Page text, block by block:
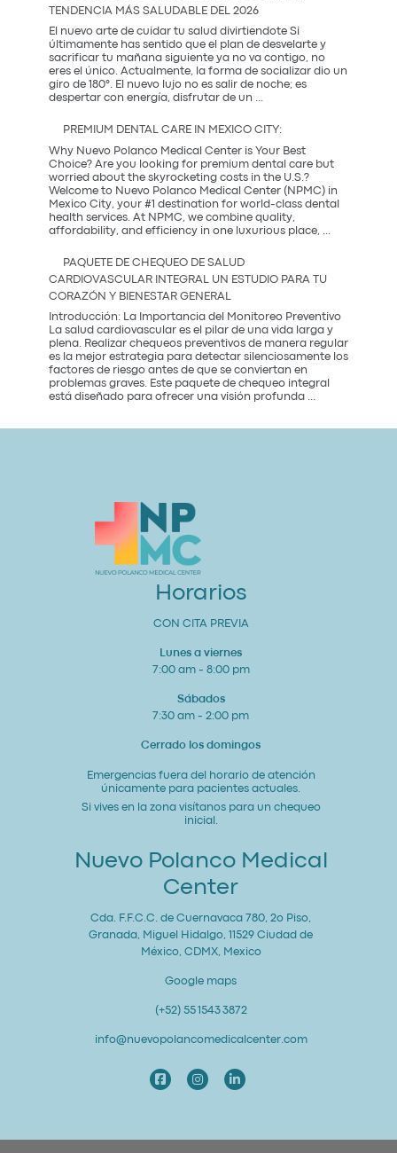
y
la
Tradición
TENDENCIA MÁS SALUDABLE DEL 2026
El nuevo arte de cuidar tu salud divirtiendote Si
últimamente has sentido que el plan de desvelarte y
sacrificar tu mañana siguiente ya no va contigo, no
eres el único. Actualmente, la forma de socializar dio un
giro de 180°. El nuevo lujo no es salir de noche; es
despertar con energía, disfrutar de un ...
una
Party?
Descubre
la
tendencia
más
saludable
del
PREMIUM DENTAL CARE IN MEXICO CITY:
Why Nuevo Polanco Medical Center is Your Best
Choice? Are you looking for premium dental care but
worried about the skyrocketing costs in the U.S.?
Welcome to Nuevo Polanco Medical Center (NPMC) in
Mexico City, your #1 destination for world-class dental
health services. At NPMC, we combine quality,
affordability, and efficiency in one luxurious place,
PAQUETE DE CHEQUEO DE SALUD
CARDIOVASCULAR INTEGRAL UN ESTUDIO PARA TU
CORAZÓN Y BIENESTAR GENERAL
Introducción: La Importancia del Monitoreo Preventivo
La salud cardiovascular es el pilar de una vida larga y
plena. Realizar chequeos preventivos de manera regular
es la mejor estrategia para detectar silenciosamente los
factores de riesgo antes de que se conviertan en
problemas graves. Este paquete de chequeo integral
está diseñado para ofrecer una visión profunda ...
Horarios
CON CITA PREVIA
Lunes a viernes
7:00 am - 8:00 pm
Sábados
7:30 am - 2:00 pm
Cerrado los domingos
Emergencias fuera del horario de atención
únicamente para pacientes actuales.
Si vives en la zona visítanos para un chequeo
inicial.
Nuevo Polanco Medical
Center
Cda. F.F.C.C. de Cuernavaca 780, 2o Piso,
Granada, Miguel Hidalgo, 11529 Ciudad de
México, CDMX, Mexico
Google maps
(+52) 55 1543 3872
info@nuevopolancomedicalcenter.com